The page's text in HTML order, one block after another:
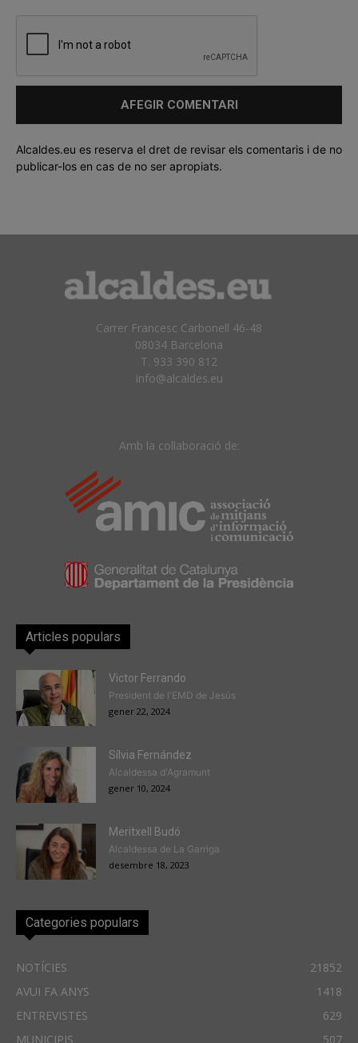
Alcaldes.eu es reserva el dret de revisar els comentaris i de no
publicar-los en cas de no ser apropiats.
Carrer Francesc Carbonell 46-48
08034 Barcelona
T. 933 390 812
info@alcaldes.eu
Amb la col·laboració de:
Articles populars
Victor Ferrando
President de l'EMD de Jesús
gener 22, 2024
Sílvia Fernández
Alcaldessa d'Agramunt
gener 10, 2024
Meritxell Budó
Alcaldessa de La Garriga
desembre 18, 2023
Categories populars
NOTÍCIES
21852
AVUI FA ANYS
1418
ENTREVISTES
629
MUNICIPIS
507